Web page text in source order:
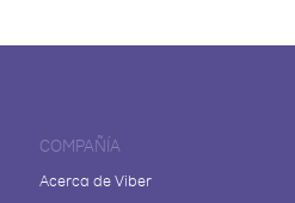
COMPAÑÍA
Acerca de Viber